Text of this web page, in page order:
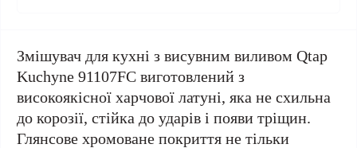
Змішувач для кухні з висувним виливом Qtap
Kuchyne 91107FC виготовлений з
високоякісної харчової латуні, яка не схильна
до корозії, стійка до ударів і появи тріщин.
Глянсове хромоване покриття не тільки